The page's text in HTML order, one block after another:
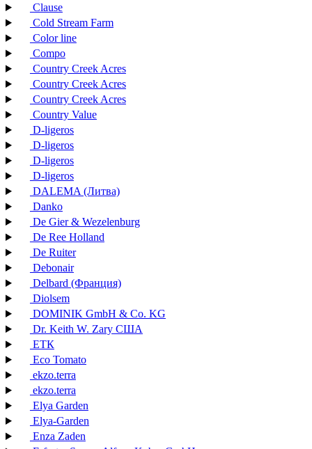
Clause
Cold Stream Farm
Color line
Compo
Country Creek Acres
Country Creek Acres
Country Creek Acres
Country Value
D-ligeros
D-ligeros
D-ligeros
D-ligeros
DALEMA (Литва)
Danko
De Gier & Wezelenburg
De Ree Holland
De Ruiter
Debonair
Delbard (Франция)
Diolsem
DOMINIK GmbH & Co. KG
Dr. Keith W. Zary США
EТК
Eco Tomato
ekzo.terra
ekzo.terra
Elya Garden
Elya-Garden
Enza Zaden